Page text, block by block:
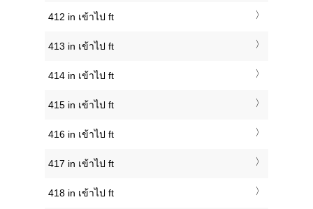
412 in เข้าไป ft
413 in เข้าไป ft
414 in เข้าไป ft
415 in เข้าไป ft
416 in เข้าไป ft
417 in เข้าไป ft
418 in เข้าไป ft